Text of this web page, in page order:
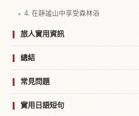
4. 在靜謐山中享受森林浴
旅人實用資訊
總結
常見問題
實用日語短句